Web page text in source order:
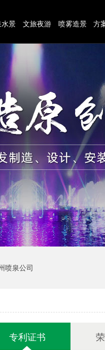
景 文旅夜游 喷雾造景 方
喷泉公司
专利证书